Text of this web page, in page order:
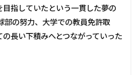
指していたという一貫した夢の
部の努力、大学での教員免許取
長い下積みへとつながっていった